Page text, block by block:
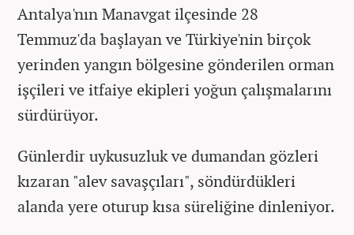
Antalya'nın Manavgat ilçesinde 28
Temmuz'da başlayan ve Türkiye'nin birçok
yerinden yangın bölgesine gönderilen orman
işçileri ve itfaiye ekipleri yoğun çalışmalarını
sürdürüyor.
Günlerdir uykusuzluk ve dumandan gözleri
kızaran "alev savaşçıları", söndürdükleri
alanda yere oturup kısa süreliğine dinleniyor.